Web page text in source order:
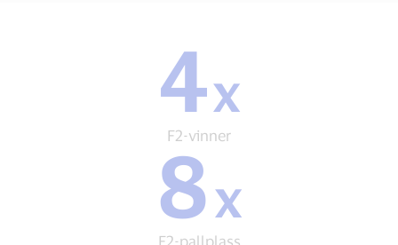
F2-
vinner
4x
F2-vinner
8
x
F2-
pallplass
8x
F2-pallplass